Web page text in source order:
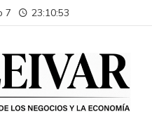
7 23:10:54